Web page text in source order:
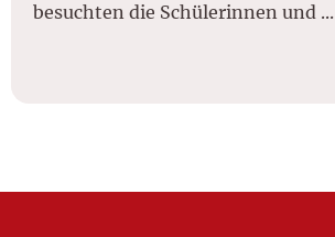
besuchten die Schülerinnen und ...